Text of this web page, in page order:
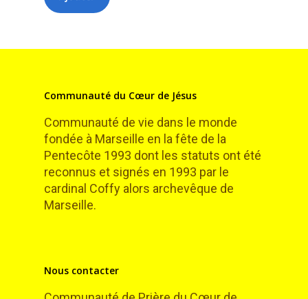
Communauté du Cœur de Jésus
Communauté de vie dans le monde
fondée à Marseille en la fête de la
Pentecôte 1993 dont les statuts ont été
reconnus et signés en 1993 par le
cardinal Coffy alors archevêque de
Marseille.
Nous contacter